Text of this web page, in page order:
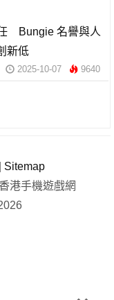
Bungie 名譽與人
新低
2025-10-07 9640
Sitemap
港手機遊戲網